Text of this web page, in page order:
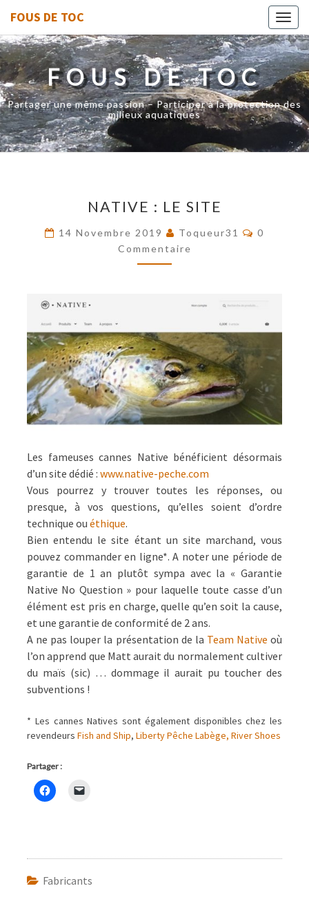
FOUS DE TOC
FOUS DE TOC
Partager une même passion – Participer à la protection des
milieux aquatiques
:
SITE
NATIVE : LE SITE
14 Novembre 2019 Toqueur31
0
Commentaire
Les fameuses cannes Native bénéficient désormais
d’un site dédié : www.native-peche.com
Vous pourrez y trouver toutes les réponses, ou
presque, à vos questions, qu’elles soient d’ordre
technique ou éthique.
Bien entendu le site étant un site marchand, vous
pouvez commander en ligne*. A noter une période de
garantie de 1 an plutôt sympa avec la « Garantie
Native No Question » pour laquelle toute casse d’un
élément est pris en charge, quelle qu’en soit la cause,
et une garantie de conformité de 2 ans.
A ne pas louper la présentation de la Team Native où
l’on apprend que Matt aurait du normalement cultiver
du maïs (sic) … dommage il aurait pu toucher des
subventions !
* Les cannes Natives sont également disponibles chez les
revendeurs Fish and Ship, Liberty Pêche Labège, River Shoes
Partager :
Fabricants